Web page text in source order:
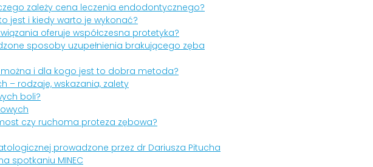
zależy cena leczenia endodontycznego?
jest i kiedy warto je wykonać?
oferuje współczesna protetyka?
sposoby uzupełnienia brakującego zęba
i dla kogo jest to dobra metoda?
– rodzaje, wskazania, zalety
boli?
czy ruchoma proteza zębowa?
prowadzone przez dr Dariusza Pitucha
spotkaniu MINEC